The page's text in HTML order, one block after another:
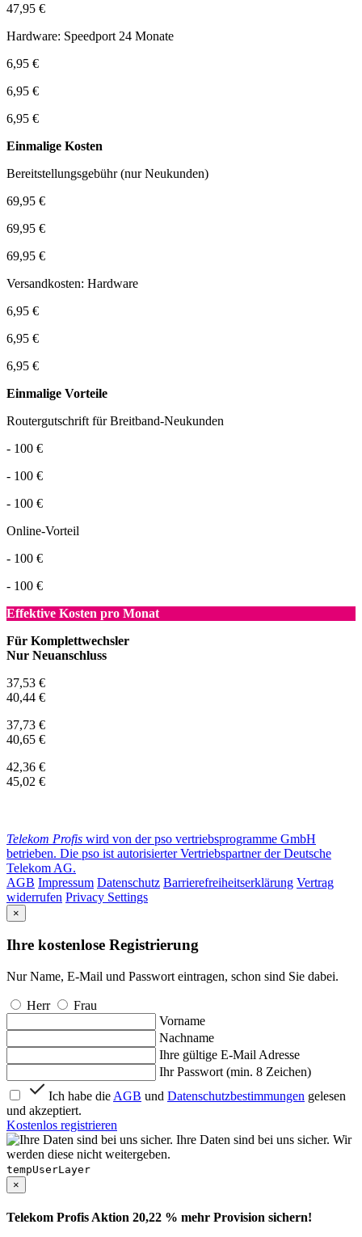
47,95 €
Hardware: Speedport 24 Monate
6,95 €
6,95 €
6,95 €
Einmalige Kosten
Bereitstellungsgebühr (nur Neukunden)
69,95 €
69,95 €
69,95 €
Versandkosten: Hardware
6,95 €
6,95 €
6,95 €
Einmalige Vorteile
Routergutschrift für Breitband-Neukunden
- 100 €
- 100 €
- 100 €
Online-Vorteil
- 100 €
- 100 €
Effektive Kosten pro Monat
Für Komplettwechsler
Nur Neuanschluss
37,53 €
40,44 €
37,73 €
40,65 €
42,36 €
45,02 €
Telekom Profis wird von der pso vertriebsprogramme GmbH
betrieben. Die pso ist autorisierter Vertriebspartner der Deutsche
Telekom AG.
AGB Impressum Datenschutz Barrierefreiheitserklärung Vertrag
widerrufen Privacy Settings
×
Ihre kostenlose Registrierung
Nur Name, E-Mail und Passwort eintragen, schon sind Sie dabei.
Herr
Frau
Vorname
Nachname
Ihre gültige E-Mail Adresse
Ihr Passwort (min. 8 Zeichen)
Ich habe die AGB und Datenschutzbestimmungen gelesen
und akzeptiert.
Kostenlos registrieren
Ihre Daten sind bei uns sicher. Wir
werden diese nicht weitergeben.
tempUserLayer
×
Telekom Profis Aktion 20,22 % mehr Provision sichern!